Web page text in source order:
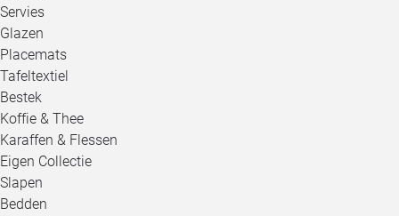
Servies
Glazen
Placemats
Tafeltextiel
Bestek
Koffie & Thee
Karaffen & Flessen
Eigen Collectie
Slapen
Bedden